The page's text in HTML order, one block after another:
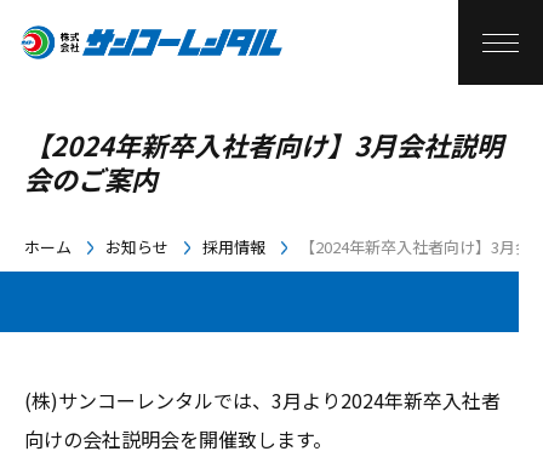
【2024年新卒入社者向け】3月会社説明
会のご案内
ホーム お知らせ 採用情報 【2024年新卒入社者向け】3月会
(株)サンコーレンタルでは、3月より2024年新卒入社者
向けの会社説明会を開催致します。